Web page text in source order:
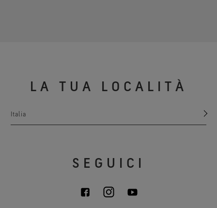
LA TUA LOCALITÀ
Italia
SEGUICI